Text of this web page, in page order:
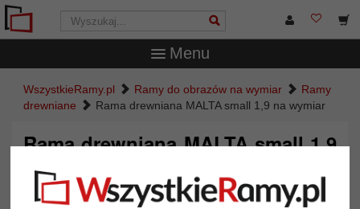
Menu
WszystkieRamy.pl Ramy do obrazów na wymiar
Ramy
drewniane
Rama drewniana MALTA small 1,9 na wymiar
Rama drewniana MALTA small 1,9
na wymiar